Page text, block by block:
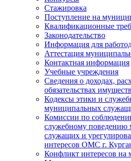
Стажировка
Поступление на
Квалификационные
Законодательство
Информация для
Аттестация
Контактная информация
Учебные учреждения
Сведения о доходах,
обязательствах
Кодексы этики и
муниципальных
Комиссии по
служебному поведению
служащих и
интересов ОМС г.
Конфликт интересов